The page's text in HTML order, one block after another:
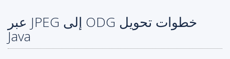
خطوات تحويل ODG إلى JPEG عبر
Java